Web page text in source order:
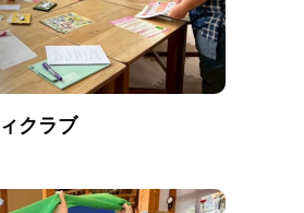
クラブ